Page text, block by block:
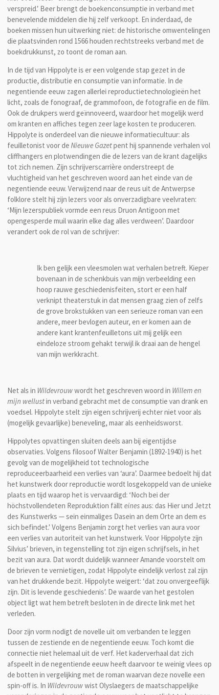
verspreid.’ Beer brengt de boekenconsumptie in verband met
benevelende middelen die hij zelf verkoopt. En inderdaad, de
boeken missen hun uitwerking niet: de historische omwentelingen
die plaatsvinden rond 1566 houden rechtstreeks verband met de
boekdrukkunst, zo toont de roman aan.
In de tijd van Hippolyte is er een volgende stap gezet in de
productie, distributie en consumptie van informatie. In de
negentiende eeuw zagen allerlei reproductietechnologieën het
licht, zoals de fonograaf, de grammofoon, de fotografie en de film.
Ook de drukpers werd geïnnoveerd, waardoor het mogelijk werd
om kranten en affiches tegen zeer lage kosten te produceren.
Hippolyte is onderdeel van die nieuwe informatiecultuur: als
feuilletonist voor de Nieuwe Gazetpent hij spannende verhalen vol
cliffhangers en plotwendingen die de lezers van de krant dagelijks
tot zich nemen. Zijn schrijverscarrière onderstreept de
vluchtigheid van het geschreven woord aan het einde van de
negentiende eeuw. Verwijzend naar de reus uit de Antwerpse
folklore stelt hij zijn lezers voor als onverzadigbare veelvraten:
‘Mijn lezerspubliek vormde een reus Druon Antigoon met
opengesperde muil waarin elke dag alles verdween’. Daardoor
verandert ook de rol van de schrijver:
Ik ben gelijk een vleesmolen wat verhalen betreft. Kieper
bovenaan in de schenkbuis van mijn verbeelding een
hoop rauwe geschiedenisfeiten, stort er een half
verknipt theaterstuk in dat mensen graag zien of zelfs
de grove brokstukken van een serieuze roman van een
andere, meer bevlogen auteur, en er komen aan de
andere kant krantenfeuilletons uit mij gelijk een
eindeloze stroom gehakt terwijl ik draai aan de hengel
van mijn werkkracht.
Net als in Wildevrouwwordt het geschreven woord in Willem en
mijn wellustin verband gebracht met de consumptie van drank en
voedsel. Hippolyte stelt zijn eigen schrijverij echter niet voor als
(mogelijk gevaarlijke) beneveling, maar als eenheidsworst.
Hippolytes opvattingen sluiten deels aan bij eigentijdse
observaties. Volgens filosoof Walter Benjamin (1892-1940) is het
gevolg van de mogelijkheid tot technologische
reproduceerbaarheid een verlies van ‘aura’. Daarmee bedoelt hij dat
het kunstwerk door reproductie wordt losgekoppeld van de unieke
plaats en tijd waarop het is vervaardigd: ‘Noch bei der
höchstvollendeten Reproduktion fällt eines aus: das Hier und Jetzt
des Kunstwerks — sein einmaliges Dasein an dem Orte an dem es
sich befindet.’ Volgens Benjamin zorgt het verlies van aura voor
een verlies van autoriteit van het kunstwerk. Voor Hippolyte zijn
Silvius’ brieven, in tegenstelling tot zijn eigen schrijfsels, in het
bezit van aura. Dat wordt duidelijk wanneer Amande voorstelt om
de brieven te vernietigen, zodat Hippolyte eindelijk verlost zal zijn
van het drukkende bezit. Hippolyte weigert: ‘dat zou onvergeeflijk
zijn. Dit is levende geschiedenis’. De waarde van het gestolen
object ligt wat hem betreft besloten in de directe link met het
verleden.
Door zijn vorm nodigt de novelle uit om verbanden te leggen
tussen de zestiende en de negentiende eeuw. Toch komt die
connectie niet helemaal uit de verf. Het kaderverhaal dat zich
afspeelt in de negentiende eeuw heeft daarvoor te weinig vlees op
de botten in vergelijking met de roman waarvan deze novelle een
spin-off is. In Wildevrouwwist Olyslaegers de maatschappelijke